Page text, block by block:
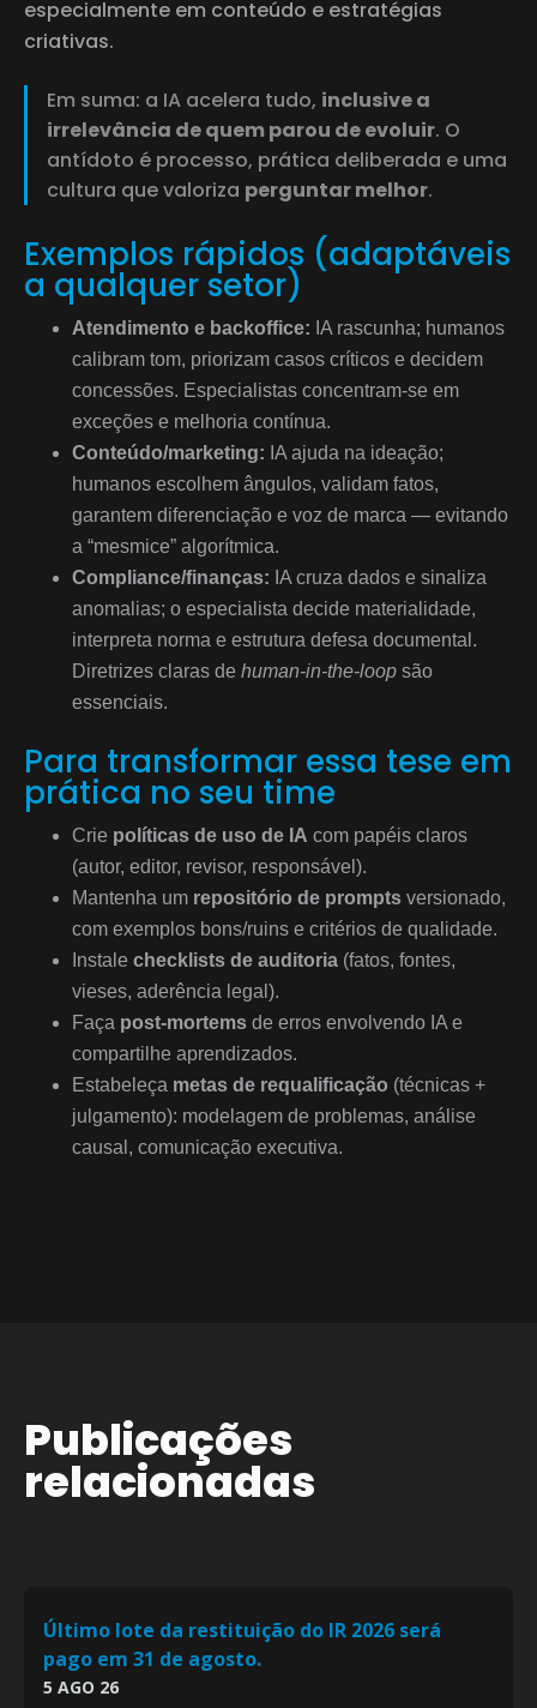
especialmente em conteúdo e estratégias
criativas.
Em suma: a IA acelera tudo, inclusive a
irrelevância de quem parou de evoluir. O
antídoto é processo, prática deliberada e uma
cultura que valoriza perguntar melhor.
Exemplos rápidos (adaptáveis
a qualquer setor)
Atendimento e backoffice: IA rascunha; humanos
calibram tom, priorizam casos críticos e decidem
concessões. Especialistas concentram-se em
exceções e melhoria contínua.
Conteúdo/marketing: IA ajuda na ideação;
humanos escolhem ângulos, validam fatos,
garantem diferenciação e voz de marca — evitando
a “mesmice” algorítmica.
Compliance/finanças: IA cruza dados e sinaliza
anomalias; o especialista decide materialidade,
interpreta norma e estrutura defesa documental.
Diretrizes claras de human-in-the-loop são
essenciais.
Para transformar essa tese em
prática no seu time
Crie políticas de uso de IA com papéis claros
(autor, editor, revisor, responsável).
Mantenha um repositório de prompts versionado,
com exemplos bons/ruins e critérios de qualidade.
Instale checklists de auditoria (fatos, fontes,
vieses, aderência legal).
Faça post-mortems de erros envolvendo IA e
compartilhe aprendizados.
Estabeleça metas de requalificação (técnicas +
julgamento): modelagem de problemas, análise
causal, comunicação executiva.
Publicações
relacionadas
Último lote da restituição do IR 2026 será
pago em 31 de agosto.
5 AGO 26